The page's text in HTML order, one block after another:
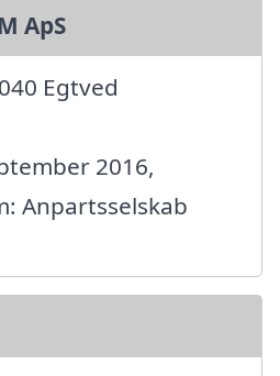
ApS
Egtved
2016,
Anpartsselskab